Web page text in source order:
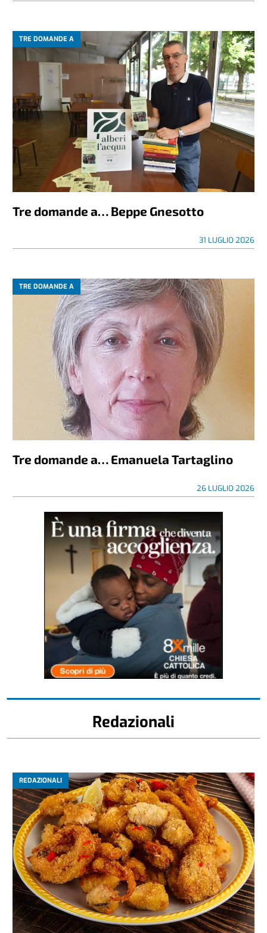
TRE DOMANDE A
Tre domande a… Beppe Gnesotto
31 LUGLIO 2026
TRE DOMANDE A
Tre domande a… Emanuela Tartaglino
26 LUGLIO 2026
Redazionali
REDAZIONALI